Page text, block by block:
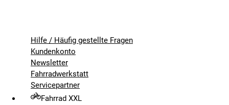
Hilfe / Häufig gestellte Fragen
Kundenkonto
Newsletter
Fahrradwerkstatt
Servicepartner
Fahrrad XXL